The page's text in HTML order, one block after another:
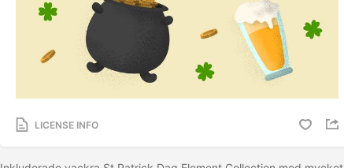
LICENSE INFO